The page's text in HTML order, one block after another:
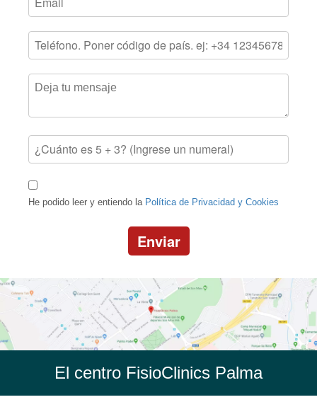
He podido leer y entiendo la Política de Privacidad y Cookies
Enviar
El centro FisioClinics Palma